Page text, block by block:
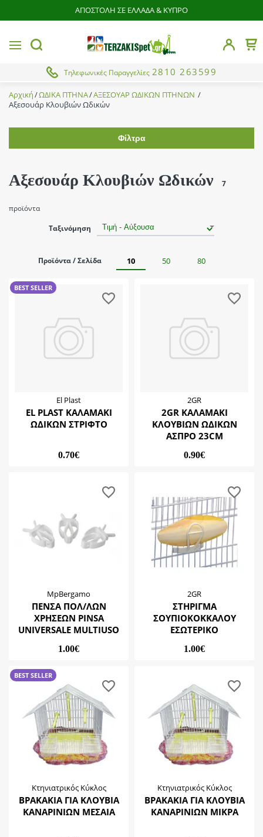
ΑΠΟΣΤΟΛΗ ΣΕ ΕΛΛΑΔΑ & ΚΥΠΡΟ
Τηλεφωνικές Παραγγελίες 2810 263599
MENUbutton.search Το
Αρχική ΩΔΙΚΑ ΠΤΗΝΑ ΑΞΕΣΟΥΑΡ ΩΔΙΚΩΝ ΠΤΗΝΩΝ
Αξεσουάρ Κλουβιών Ωδικών
Φίλτρα
Μέγεθος
2GR
El Plast
Κατοικίδιο
Εντομοφάγα Πτηνά (αηδόνια, κοτσύφια, μάινες )
Καναρίνια
Καρδερίνες
Μικρά Ζώα (Όλα τα οικόσιτα τρωκτικά)
Παπαγαλάκια
Αξεσουάρ Κλουβιών Ωδικών 7
προϊόντα
Ταξινόμηση
Προϊόντα / Σελίδα 10 50 80
BEST SELLER
El Plast
EL PLAST ΚΑΛΑΜΑΚΙ
ΩΔΙΚΩΝ ΣΤΡΙΦΤΟ
0.70€
2GR
2GR ΚΑΛΑΜΑΚΙ
ΚΛΟΥΒΙΩΝ ΩΔΙΚΩΝ
ΑΣΠΡΟ 23CM
0.90€
MpBergamo
ΠΕΝΣΑ ΠΟΛ/ΛΩΝ
ΧΡΗΣΕΩΝ PINSA
UNIVERSALE MULTIUSO
1.00€
2GR
ΣΤΗΡΙΓΜΑ
ΣΟΥΠΙΟΚΟΚΚΑΛΟΥ
ΕΣΩΤΕΡΙΚΟ
1.00€
BEST SELLER
Κτηνιατρικός Κύκλος
ΒΡΑΚΑΚΙΑ ΓΙΑ ΚΛΟΥΒΙΑ
ΚΑΝΑΡΙΝΙΩΝ ΜΕΣΑΙΑ
Κτηνιατρικός Κύκλος
ΒΡΑΚΑΚΙΑ ΓΙΑ ΚΛΟΥΒΙΑ
ΚΑΝΑΡΙΝΙΩΝ ΜΙΚΡΑ